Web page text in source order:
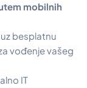
mobilnih
besplatnu
vođenje vašeg
IT